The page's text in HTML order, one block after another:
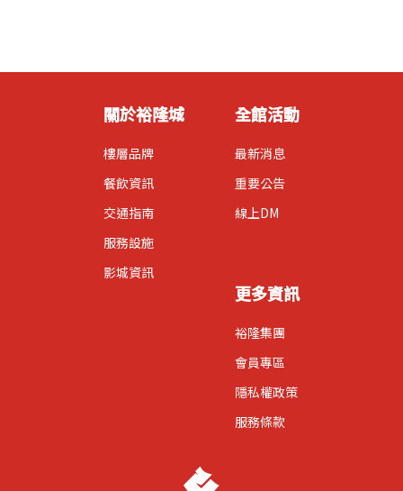
關於裕隆城
樓層品牌
餐飲資訊
交通指南
服務設施
影城資訊
全館活動
最新消息
重要公告
線上DM
更多資訊
裕隆集團
會員專區
隱私權政策
服務條款